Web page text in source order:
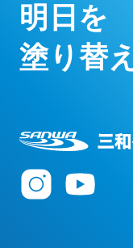
明 日 を
塗り替え